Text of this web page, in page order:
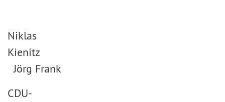
Niklas
Kienitz
Jörg Frank
CDU-